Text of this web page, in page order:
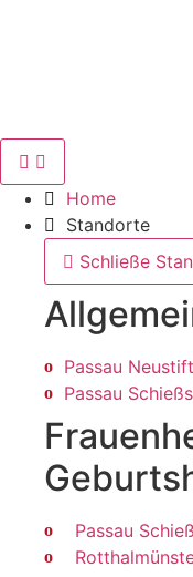
Home
Standorte
Schließe
Passau Neustift
Passau
Passau